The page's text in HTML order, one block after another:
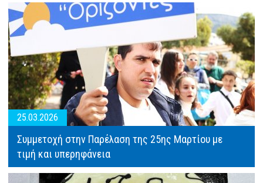
25.03.2026
Συμμετοχή στην Παρέλαση της 25ης Μαρτίου με
τιμή και υπερηφάνεια